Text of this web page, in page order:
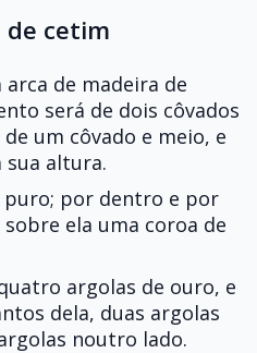
de cetim
de madeira de
será de dois côvados
um côvado e meio, e
sua altura.
puro; por dentro e por
ela uma coroa de
argolas de ouro, e
dela, duas argolas
noutro lado.